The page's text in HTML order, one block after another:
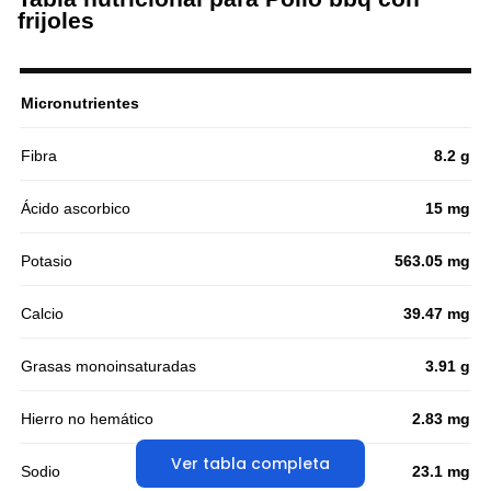
frijoles
Ver tabla completa
Micronutrientes
Fibra 8.2 g
Ácido ascorbico 15 mg
Potasio 563.05 mg
Calcio 39.47 mg
Grasas monoinsaturadas 3.91 g
Hierro no hemático 2.83 mg
Sodio 23.1 mg